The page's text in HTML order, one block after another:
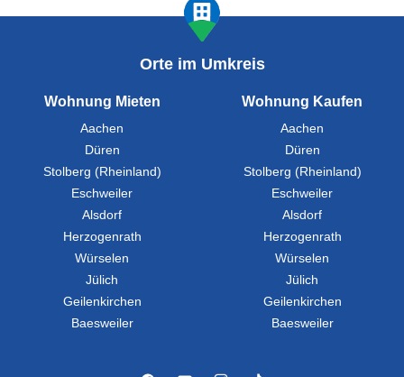
Orte im Umkreis
Wohnung Mieten
Aachen
Düren
Stolberg (Rheinland)
Eschweiler
Alsdorf
Herzogenrath
Würselen
Jülich
Geilenkirchen
Baesweiler
Wohnung Kaufen
Aachen
Düren
Stolberg (Rheinland)
Eschweiler
Alsdorf
Herzogenrath
Würselen
Jülich
Geilenkirchen
Baesweiler